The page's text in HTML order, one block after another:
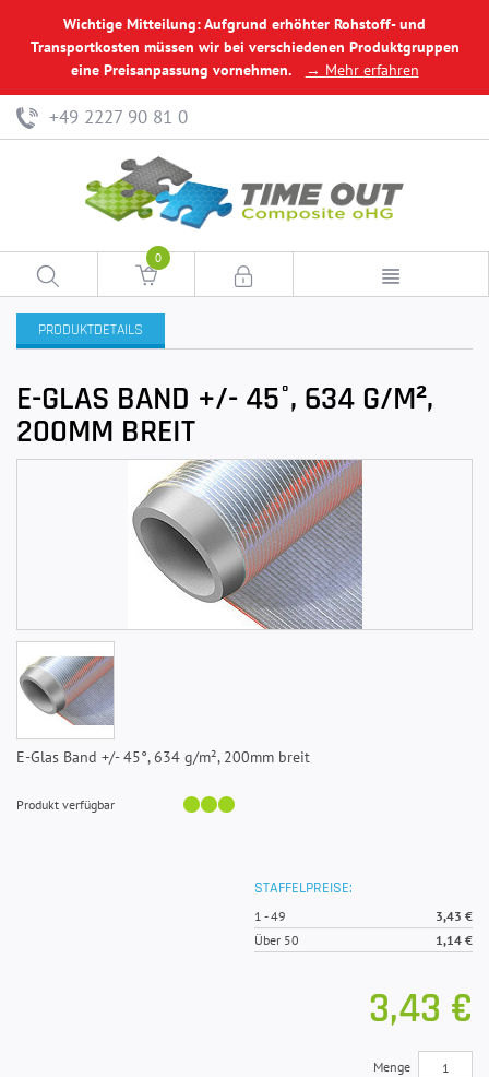
Wichtige Mitteilung: Aufgrund erhöhter Rohstoff- und
Transportkosten müssen wir bei verschiedenen Produktgruppen
eine Preisanpassung vornehmen.
→ Mehr erfahren
+49 2227 90 81 0
0
PRODUKTDETAILS
E-GLAS BAND +/- 45°, 634 G/M²,
200MM BREIT
E-Glas Band +/- 45°, 634 g/m², 200mm breit
Produkt verfügbar
STAFFELPREISE:
1 -49
3,43 €
Über 50
1,14 €
3,43 €
Menge